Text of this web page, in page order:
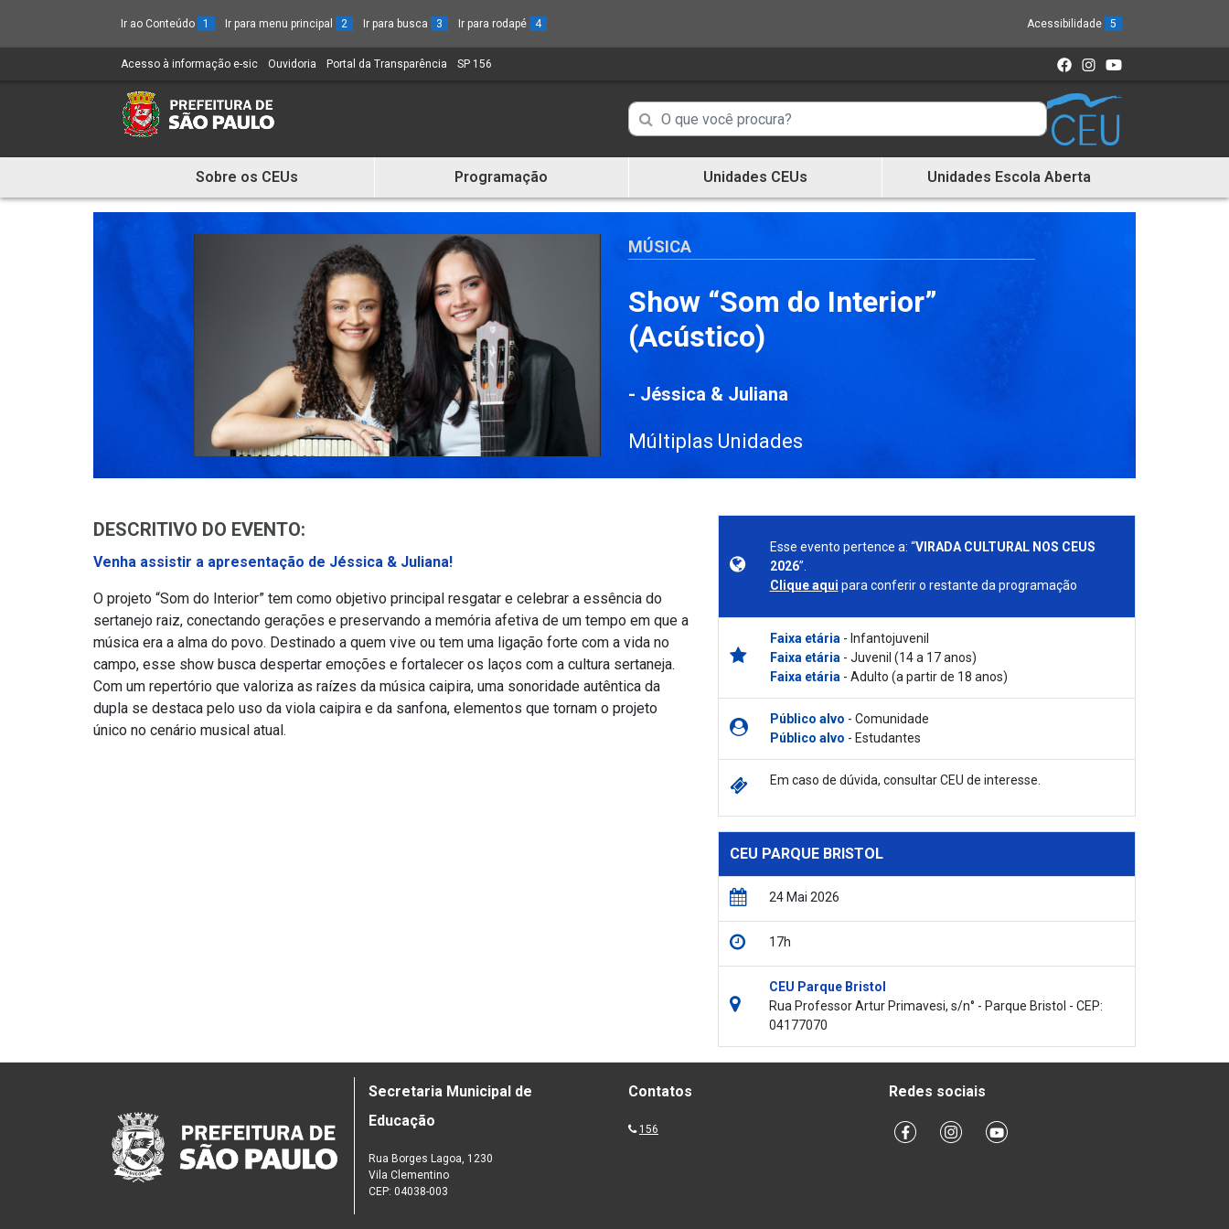
Ir ao Conteúdo 1 Ir para menu principal 2 Ir para busca 3 Ir para rodapé 4 Acessibilidade 5
Acesso à informação e-sic (Link
um
novo
Ouvidoria (Link
Portal da Transparência (Link
SP 156
Campo
de
de
informações
Campo
de
Busca
informações
e
Sobre os CEUs Programação Unidades CEUs Unidades Escola Aberta
MÚSICA
Show “Som do Interior”
(Acústico)
- Jéssica & Juliana
Múltiplas Unidades
DESCRITIVO DO EVENTO:
Venha assistir a apresentação de Jéssica & Juliana!
O projeto “Som do Interior” tem como objetivo principal resgatar e celebrar a essência do
sertanejo raiz, conectando gerações e preservando a memória afetiva de um tempo em que a
música era a alma do povo. Destinado a quem vive ou tem uma ligação forte com a vida no
campo, esse show busca despertar emoções e fortalecer os laços com a cultura sertaneja.
Com um repertório que valoriza as raízes da música caipira, uma sonoridade autêntica da
dupla se destaca pelo uso da viola caipira e da sanfona, elementos que tornam o projeto
único no cenário musical atual.
Esse evento pertence a: “VIRADA CULTURAL NOS CEUS
2026”.
Clique aqui para conferir o restante da programação
Faixa etária- Infantojuvenil
Faixa etária- Juvenil (14 a 17 anos)
Faixa etária- Adulto (a partir de 18 anos)
Público alvo - Comunidade
Público alvo - Estudantes
Em caso de dúvida, consultar CEU de interesse.
CEU PARQUE BRISTOL
24 Mai 2026
17h
CEU Parque Bristol
Rua Professor Artur Primavesi, s/n° - Parque Bristol - CEP:
04177070
Secretaria Municipal de
Educação
Rua Borges Lagoa, 1230
Vila Clementino
CEP: 04038-003
Contatos
156
Redes sociais